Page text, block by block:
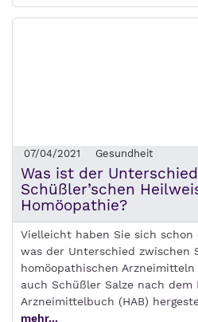
07/04/2021 Gesundheit
Was ist der
Schüßler’schen
Homöopathie?
Vielleicht haben Sie sich schon
was der Unterschied zwischen
homöopathischen
auch Schüßler Salze nach dem
Arzneimittelbuch (HAB)
mehr...